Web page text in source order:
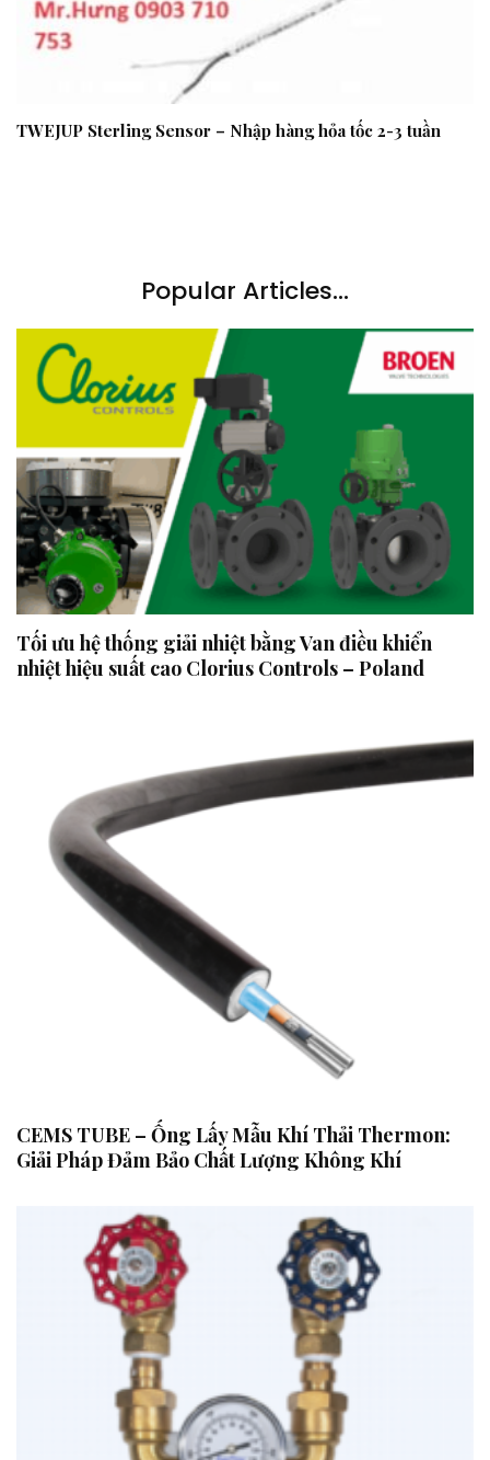
TWEJUP Sterling Sensor – Nhập hàng hỏa tốc 2-3 tuần
Popular Articles...
Tối ưu hệ thống giải nhiệt bằng Van điều khiển
nhiệt hiệu suất cao Clorius Controls – Poland
CEMS TUBE – Ống Lấy Mẫu Khí Thải Thermon:
Giải Pháp Đảm Bảo Chất Lượng Không Khí